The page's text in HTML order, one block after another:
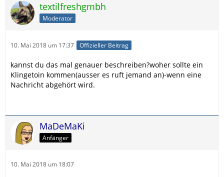
textilfreshgmbh
Moderator
10. Mai 2018 um 17:37 Offizieller Beitrag
kannst du das mal genauer beschreiben?woher sollte ein
Klingetoin kommen(ausser es ruft jemand an)-wenn eine
Nachricht abgehört wird.
MaDeMaKi
Anfänger
10. Mai 2018 um 18:07